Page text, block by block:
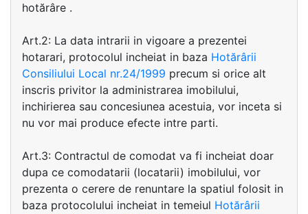
hotărâre .
Art.2: La data intrarii in vigoare a prezentei
hotarari, protocolul incheiat in baza Hotărârii
Consiliului Local nr.24/1999 precum si orice alt
inscris privitor la administrarea imobilului,
inchirierea sau concesiunea acestuia, vor inceta si
nu vor mai produce efecte intre parti.
Art.3: Contractul de comodat va fi incheiat doar
dupa ce comodatarii (locatarii) imobilului, vor
prezenta o cerere de renuntare la spatiul folosit in
baza protocolului incheiat in temeiul Hotărârii